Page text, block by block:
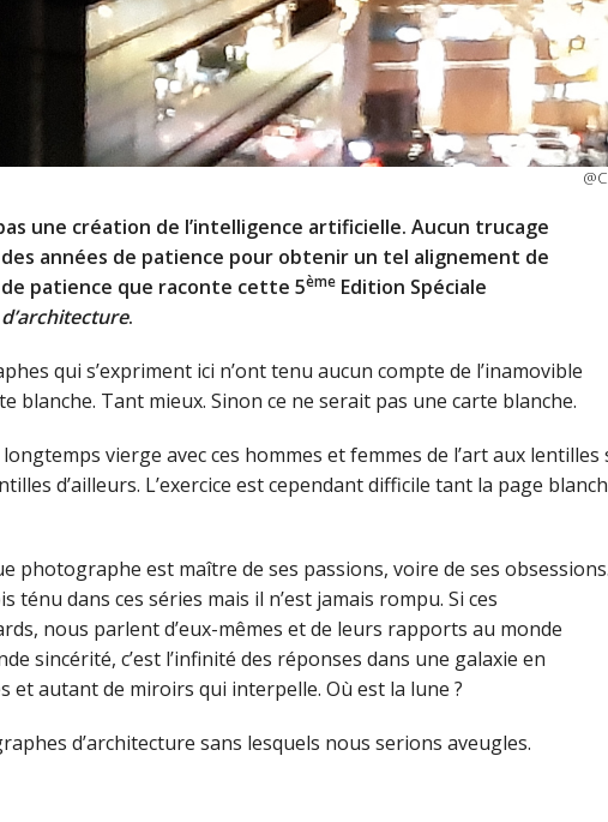
une création de l’intelligence artificielle. Aucun trucage
années de patience pour obtenir un tel alignement de
patience que raconte cette 5ème Edition Spéciale
.
qui s’expriment ici n’ont tenu aucun compte de l’inamovible
blanche. Tant mieux. Sinon ce ne serait pas une carte blanche.
vierge avec ces hommes et femmes de l’art aux lentilles
d’ailleurs. L’exercice est cependant difficile tant la page
photographe est maître de ses passions, voire de ses obsessions.
ténu dans ces séries mais il n’est jamais rompu. Si ces
nous parlent d’eux-mêmes et de leurs rapports au monde
sincérité, c’est l’infinité des réponses dans une galaxie en
et autant de miroirs qui interpelle. Où est la lune ?
d’architecture sans lesquels nous serions aveugles.